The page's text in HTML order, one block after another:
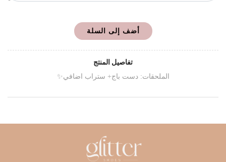
أضف إلى السلة
تفاصيل المنتج
الملحقات: دست باج+ ستراب اضافي✨